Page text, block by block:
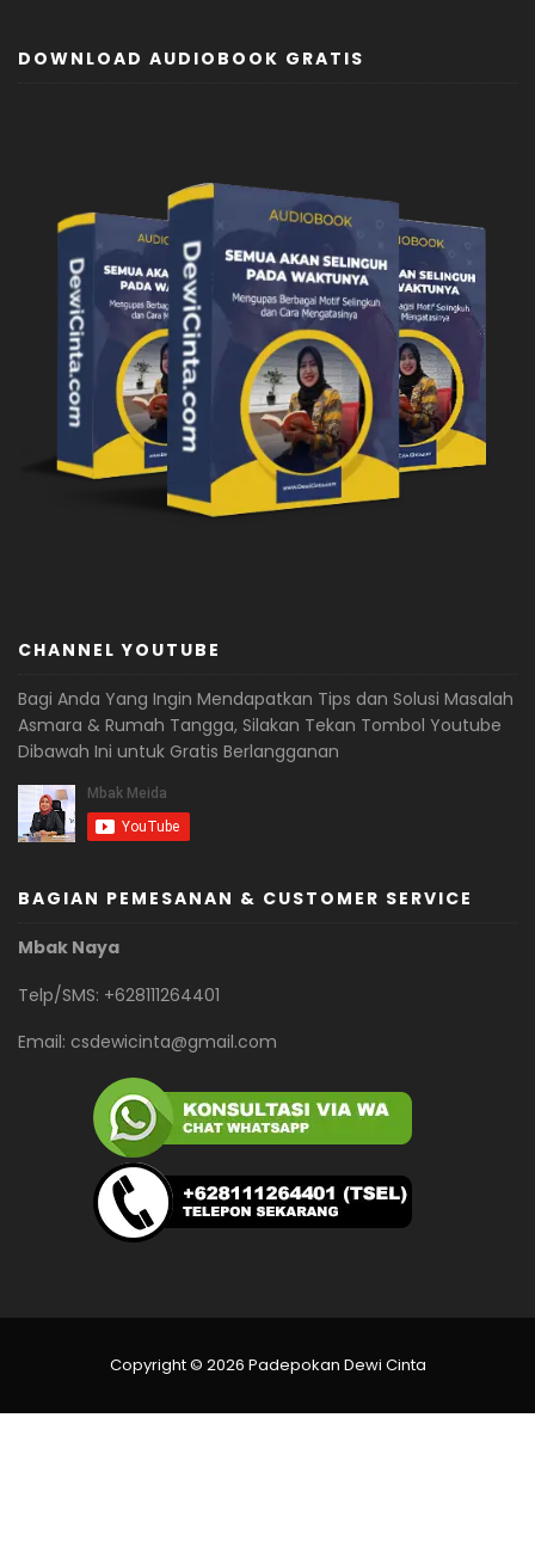
DOWNLOAD AUDIOBOOK GRATIS
CHANNEL YOUTUBE
Bagi Anda Yang Ingin Mendapatkan Tips dan Solusi Masalah
Asmara & Rumah Tangga, Silakan Tekan Tombol Youtube
Dibawah Ini untuk Gratis Berlangganan
BAGIAN PEMESANAN & CUSTOMER SERVICE
Mbak Naya
Telp/SMS: +628111264401
Email: csdewicinta@gmail.com
Copyright © 2026 Padepokan Dewi Cinta